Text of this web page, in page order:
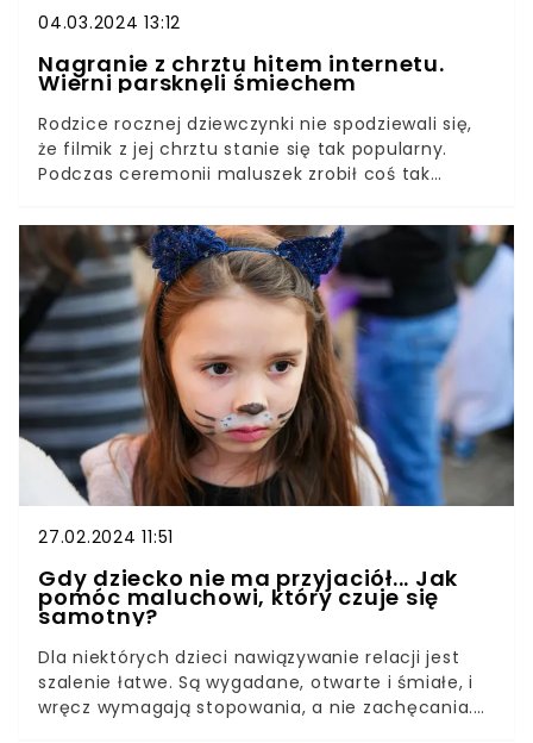
04.03.2024 13:12
Nagranie z chrztu hitem internetu.
Wierni parsknęli śmiechem
Rodzice rocznej dziewczynki nie spodziewali się,
że filmik z jej chrztu stanie się tak popularny.
Podczas ceremonii maluszek zrobił coś tak
nie mogli powstrzymać się od śmiechu. Odkąd
nagranie trafiło do sieci, bije rekordy
popularności.Malutka dziewczynka swojego
chrztu nie zapamięta, ale jej rodzice i goście z
pewnością będą go wspominać przez długie lata.
Wszystko za sprawą zachowania dziecka, które
skutecznie rozbroiło wiernych zgromadzonych w
kościele. Nagranie tej chwili podbija serca
internautów. Musisz to zobaczyć!
27.02.2024 11:51
Gdy dziecko nie ma przyjaciół... Jak
pomóc maluchowi, który czuje się
samotny?
Dla niektórych dzieci nawiązywanie relacji jest
szalenie łatwe. Są wygadane, otwarte i śmiałe, i
wręcz wymagają stopowania, a nie zachęcania.